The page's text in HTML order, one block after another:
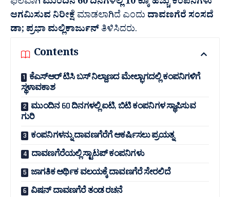
ಆಗಮಿಸುವ ನಿರೀಕ್ಷೆ ಮಾಡಲಾಗಿದೆ ಎಂದು ದಾವಣಗೆರೆ ಸಂಸದೆ
ಡಾ; ಪ್ರಭಾ ಮಲ್ಲಿಕಾರ್ಜುನ್ತಿಳಿಸಿದರು.
Contents
ಕೆಎಸ್‍ಆರ್ ಟಿಸಿ ಬಸ್ ನಿಲ್ದಾಣದ ಮೇಲ್ಭಾಗದಲ್ಲಿ ಕಂಪನಿಗಳಿಗೆ
ಸ್ಥಳಾವಕಾಶ
ಮುಂದಿನ 60 ದಿನಗಳಲ್ಲಿ ಐಟಿ, ಬಿಟಿ ಕಂಪನಿಗಳ ಸ್ಥಾಪಿಸುವ
ಗುರಿ
ಕಂಪನಿಗಳನ್ನು ದಾವಣಗೆರೆಗೆ ಆಕರ್ಷಿಸಲು ಪ್ರಯತ್ನ
ದಾವಣಗೆರೆಯಲ್ಲಿ ಸ್ಟಾಟಪ್ ಕಂಪನಿಗಳು
ಜಾಗತಿಕ ಆರ್ಥಿಕ ವಲಯಕ್ಕೆ ದಾವಣಗೆರೆ ಸೇರಲಿದೆ
ವಿಷನ್ ದಾವಣಗೆರೆ ತಂಡ ರಚನೆ